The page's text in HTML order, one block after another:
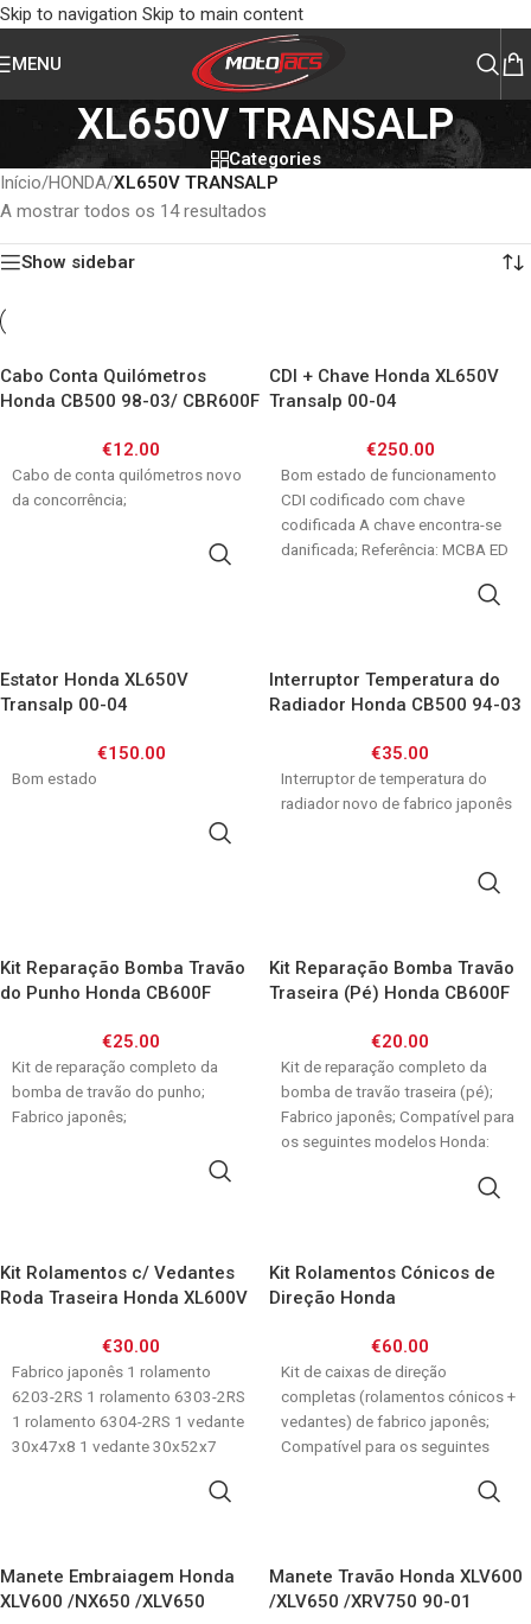
Skip to navigation Skip to main content
MENU
XL650V TRANSALP
Categories
Início/HONDA/XL650V TRANSALP
A mostrar todos os 14 resultados
Show sidebar
Cabo Conta Quilómetros
Honda CB500 98-03/ CBR600F
XL600V 97-00 Transalp /
XL650V 00-07 Transalp
€12.00
Cabo de conta quilómetros novo
da concorrência;
CDI + Chave Honda XL650V
Transalp 00-04
€250.00
Bom estado de funcionamento
CDI codificado com chave
codificada A chave encontra-se
danificada; Referência: MCBA ED
Estator Honda XL650V
Transalp 00-04
€150.00
Bom estado
Interruptor Temperatura do
Radiador Honda CB500 94-03
CBF600 04-07/ CBR600F 87-
05/ CBR900RR 92-01/
CBR1000F 93-99/ CBR1100XX
Shadow/ VTR1000F / VTR SP/
€35.00
Interruptor de temperatura do
radiador novo de fabrico japonês
Kit Reparação Bomba Travão
do Punho Honda CB600F
Fifty 92-03/ CBR600F 91-98/
CBR1000F 89-92/ VFR750F 88-
97/ XL600V Transalp 97-00/
XL650V Transalp 00-06/
€25.00
Kit de reparação completo da
bomba de travão do punho;
Fabrico japonês;
Kit Reparação Bomba Travão
Traseira (Pé) Honda CB600F
CBR600F / CBR600RR /
CBR1000RR / Transalp /
XRV750 / VTR
€20.00
Kit de reparação completo da
bomba de travão traseira (pé);
Fabrico japonês; Compatível para
os seguintes modelos Honda:
Kit Rolamentos c/ Vedantes
Roda Traseira Honda XL600V
08-13 Transalp
€30.00
Fabrico japonês 1 rolamento
6203-2RS 1 rolamento 6303-2RS
1 rolamento 6304-2RS 1 vedante
30x47x8 1 vedante 30x52x7
Kit Rolamentos Cónicos de
Direção Honda
XR600/400/250 / XL600V
XL650V XL700V Transalp /
SLR650/ NX650 NX250
Dominator
€60.00
Kit de caixas de direção
completas (rolamentos cónicos +
vedantes) de fabrico japonês;
Compatível para os seguintes
Manete Embraiagem Honda
XLV600 /NX650 /XLV650
Manete Travão Honda XLV600
/XLV650 /XRV750 90-01